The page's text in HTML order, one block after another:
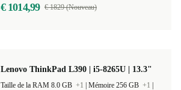
€ 1014,99 € 1829 (Nouveau)
Lenovo ThinkPad L390 | i5-8265U | 13.3"
Taille de la RAM 8.0 GB +1 Mémoire 256 GB +1